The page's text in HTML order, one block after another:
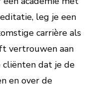
leg je een
carrière als
vertrouwen aan
dat je de
en over de